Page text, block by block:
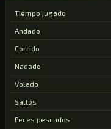
Tiempo jugado
Andado
Corrido
Nadado
Volado
Saltos
Peces pescados